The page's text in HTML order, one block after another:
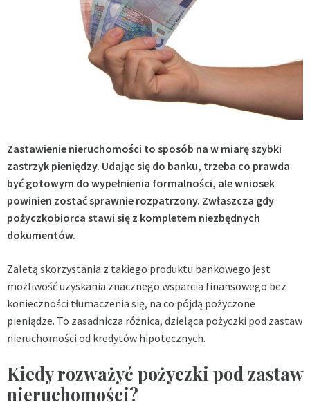
Zastawienie nieruchomości to sposób na w miarę szybki
zastrzyk pieniędzy. Udając się do banku, trzeba co prawda
być gotowym do wypełnienia formalności, ale wniosek
powinien zostać sprawnie rozpatrzony. Zwłaszcza gdy
pożyczkobiorca stawi się z kompletem niezbędnych
dokumentów.
Zaletą skorzystania z takiego produktu bankowego jest
możliwość uzyskania znacznego wsparcia finansowego bez
konieczności tłumaczenia się, na co pójdą pożyczone
pieniądze. To zasadnicza różnica, dzieląca pożyczki pod zastaw
nieruchomości od kredytów hipotecznych.
Kiedy rozważyć pożyczki pod zastaw
nieruchomości?